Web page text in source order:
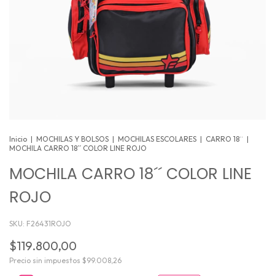
Inicio | MOCHILAS Y BOLSOS | MOCHILAS ESCOLARES | CARRO 18¨ |
MOCHILA CARRO 18´´ COLOR LINE ROJO
MOCHILA CARRO 18´´ COLOR LINE
ROJO
SKU: F26431ROJO
$119.800,00
Precio sin impuestos $99.008,26